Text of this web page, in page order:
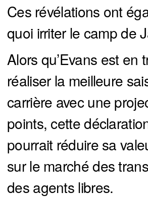
Ces révélations ont
quoi irriter le camp de
Alors qu’Evans est en
réaliser la meilleure
carrière avec une
points, cette
pourrait réduire sa
sur le marché des
des agents libres.